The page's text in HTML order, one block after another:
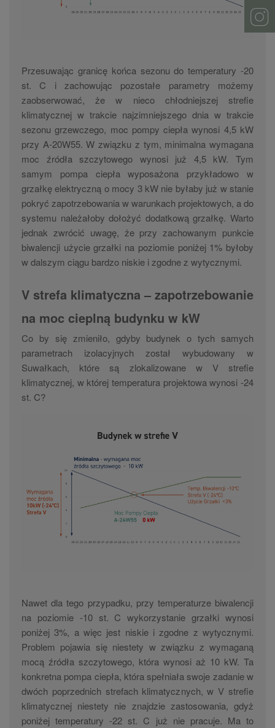
Przesuwając granicę końca sezonu do temperatury -20
st. C i zachowując pozostałe parametry możemy
zaobserwować, że w nieco chłodniejszej strefie
klimatycznej w trakcie najzimniejszego dnia w trakcie
sezonu grzewczego, moc pompy ciepła wynosi 4,5 kW
przy A-20W55. W związku z tym, minimalna wymagana
moc źródła szczytowego wynosi już 4,5 kW. Tym
samym pompa ciepła wyposażona przykładowo w
grzałkę elektryczną o mocy 3 kW nie byłaby już w stanie
pokryć zapotrzebowania w warunkach projektowych, a do
systemu należałoby dołożyć dodatkową grzałkę. Warto
jednak zwrócić uwagę, że przy zachowanym punkcie
biwalencji użycie grzałki na poziomie poniżej 1% byłoby
w dalszym ciągu bardzo niskie i zgodne z wytycznymi.
V strefa klimatyczna – zapotrzebowanie
na moc cieplną budynku w kW
Co by się zmieniło, gdyby budynek o tych samych
parametrach izolacyjnych został wybudowany w
Suwałkach, które są zlokalizowane w V strefie
klimatycznej, w której temperatura projektowa wynosi -24
st. C?
Nawet dla tego przypadku, przy temperaturze biwalencji
na poziomie -10 st. C wykorzystanie grzałki wynosi
poniżej 3%, a więc jest niskie i zgodne z wytycznymi.
Problem pojawia się niestety w związku z wymaganą
mocą źródła szczytowego, która wynosi aż 10 kW. Ta
konkretna pompa ciepła, która spełniała swoje zadanie w
dwóch poprzednich strefach klimatycznych, w V strefie
klimatycznej niestety nie znajdzie zastosowania, gdyż
poniżej temperatury -22 st. C już nie pracuje. Ma to